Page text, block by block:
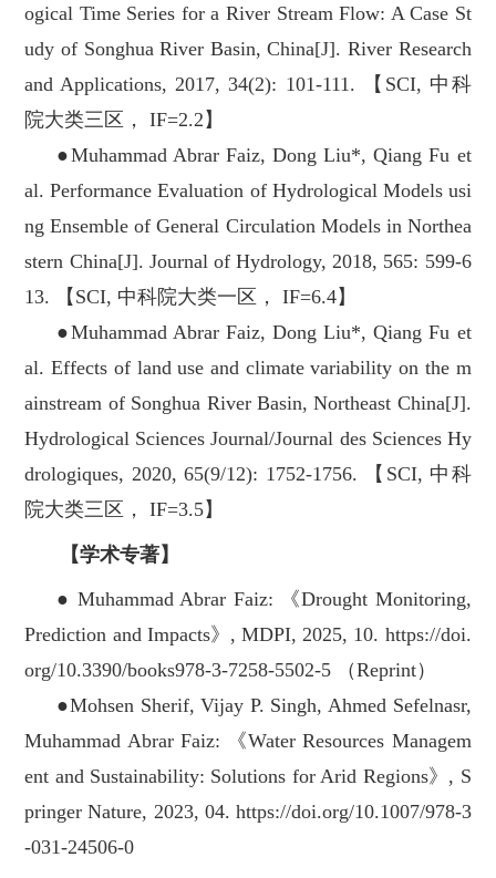
ogical Time Series for a River Stream Flow: A Case St
udy of Songhua River Basin, China[J]. River Research
and Applications, 2017, 34(2): 101-111. 【SCI, 中科
院大类三区， IF=2.2】
●Muhammad Abrar Faiz, Dong Liu*, Qiang Fu et
al. Performance Evaluation of Hydrological Models usi
ng Ensemble of General Circulation Models in Northea
stern China[J]. Journal of Hydrology, 2018, 565: 599-6
13. 【SCI, 中科院大类一区， IF=6.4】
●Muhammad Abrar Faiz, Dong Liu*, Qiang Fu et
al. Effects of land use and climate variability on the m
ainstream of Songhua River Basin, Northeast China[J].
Hydrological Sciences Journal/Journal des Sciences Hy
drologiques, 2020, 65(9/12): 1752-1756. 【SCI, 中科
院大类三区， IF=3.5】
【学术专著】
● Muhammad Abrar Faiz: 《Drought Monitoring,
Prediction and Impacts》, MDPI, 2025, 10. https://doi.
org/10.3390/books978-3-7258-5502-5 （Reprint）
●Mohsen Sherif, Vijay P. Singh, Ahmed Sefelnasr,
Muhammad Abrar Faiz: 《Water Resources Managem
ent and Sustainability: Solutions for Arid Regions》, S
pringer Nature, 2023, 04. https://doi.org/10.1007/978-3
-031-24506-0